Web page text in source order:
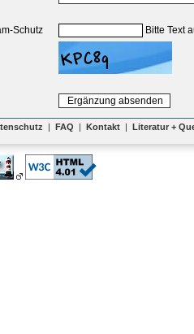
Schutz Bitte Text
| FAQ | Kontakt | Literatur +